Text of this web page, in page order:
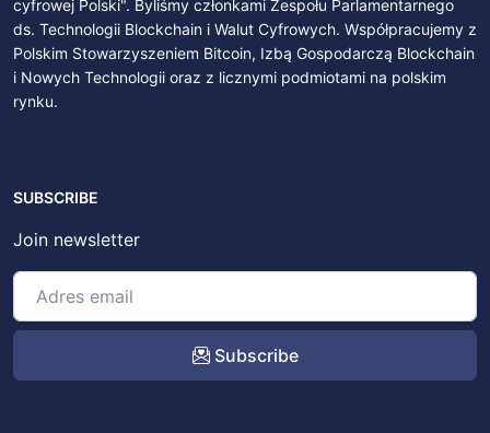
cyfrowej Polski". Byliśmy członkami Zespołu Parlamentarnego
ds. Technologii Blockchain i Walut Cyfrowych. Współpracujemy z
Polskim Stowarzyszeniem Bitcoin, Izbą Gospodarczą Blockchain
i Nowych Technologii oraz z licznymi podmiotami na polskim
rynku.
SUBSCRIBE
Join newsletter
Subscribe